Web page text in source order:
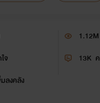
1.12M
จ 13K
ลงคลัง